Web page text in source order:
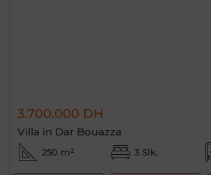
3.700.000 DH
Villa in Dar Bouazza
250 m² 3 Slk.